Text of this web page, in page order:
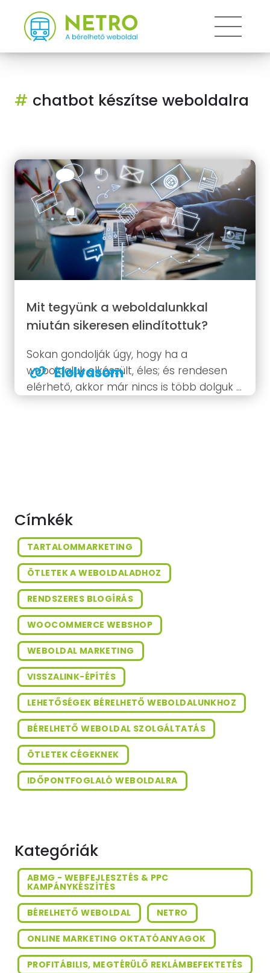
# chatbot készítse weboldalra
Mit tegyünk a weboldalunkkal
miután sikeresen elindítottuk?
Sokan gondolják úgy, hogy ha a
weboldaluk elkészült, éles; és rendesen
elérhető, akkor már nincs is több dolguk –
félretehetik az online marketinget és az
Elolvasom
Címkék
TARTALOMMARKETING
ÖTLETEK A WEBOLDALADHOZ
RENDSZERES BLOGÍRÁS
WOOCOMMERCE WEBSHOP
WEBOLDAL MARKETING
VISSZALINK-ÉPÍTÉS
LEHETŐSÉGEK BÉRELHETŐ WEBOLDALUNKHOZ
BÉRELHETŐ WEBOLDAL SZOLGÁLTATÁS
ÖTLETEK CÉGEKNEK
IDŐPONTFOGLALÓ WEBOLDALRA
Kategóriák
ABMG - WEBFEJLESZTÉS & PPC
KAMPÁNYKÉSZÍTÉS
BÉRELHETŐ WEBOLDAL NETRO
ONLINE MARKETING OKTATÓANYAGOK
PROFITÁBILIS, MEGTÉRÜLŐ REKLÁMBEFEKTETÉS